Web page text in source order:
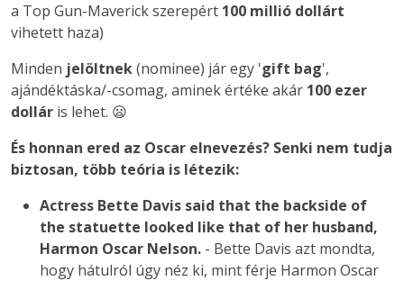
a Top Gun-Maverick szerepért 100 millió dollárt
vihetett haza)
Minden jelöltnek(nominee) jár egy 'gift bag',
ajándéktáska/-csomag, aminek értéke akár 100 ezer
dollár is lehet. 😦
És honnan ered az Oscar elnevezés? Senki nem tudja
biztosan, több teória is létezik:
Actress Bette Davis said that the backside of
the statuette looked like that of her husband,
Harmon Oscar Nelson. - Bette Davis azt mondta,
hogy hátulról úgy néz ki, mint férje Harmon Oscar